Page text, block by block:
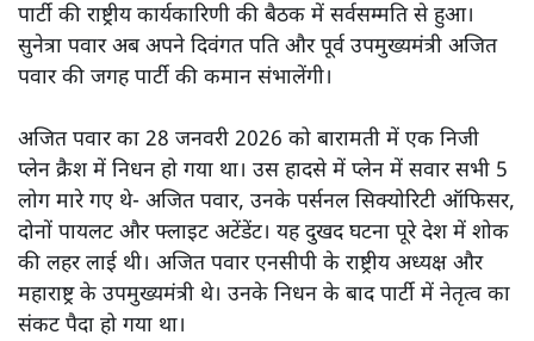
पार्टी की राष्ट्रीय कार्यकारिणी की बैठक में सर्वसम्मति से हुआ।
सुनेत्रा पवार अब अपने दिवंगत पति और पूर्व उपमुख्यमंत्री अजित
पवार की जगह पार्टी की कमान संभालेंगी।
अजित पवार का 28 जनवरी 2026 को बारामती में एक निजी
प्लेन क्रैश में निधन हो गया था। उस हादसे में प्लेन में सवार सभी 5
लोग मारे गए थे- अजित पवार, उनके पर्सनल सिक्योरिटी ऑफिसर,
दोनों पायलट और फ्लाइट अटेंडेंट। यह दुखद घटना पूरे देश में शोक
की लहर लाई थी। अजित पवार एनसीपी के राष्ट्रीय अध्यक्ष और
महाराष्ट्र के उपमुख्यमंत्री थे। उनके निधन के बाद पार्टी में नेतृत्व का
संकट पैदा हो गया था।